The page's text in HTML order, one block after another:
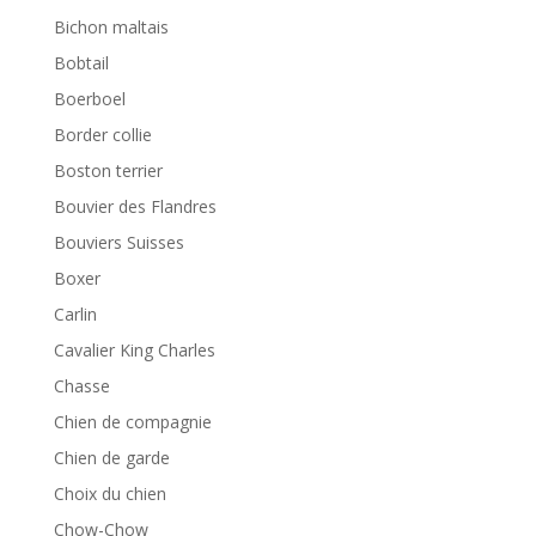
Bichon maltais
Bobtail
Boerboel
Border collie
Boston terrier
Bouvier des Flandres
Bouviers Suisses
Boxer
Carlin
Cavalier King Charles
Chasse
Chien de compagnie
Chien de garde
Choix du chien
Chow-Chow